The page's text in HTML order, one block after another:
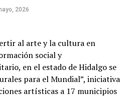
2026
al arte y la cultura en
social y
en el estado de Hidalgo se
para el Mundial”, iniciativa
artísticas a 17 municipios